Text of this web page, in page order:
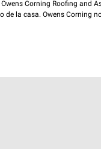
Corning Roofing and
la casa. Owens